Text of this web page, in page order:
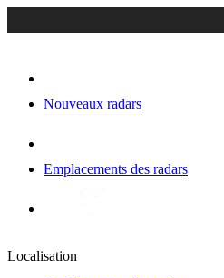
Nouveaux radars
Emplacements des radars
Localisation